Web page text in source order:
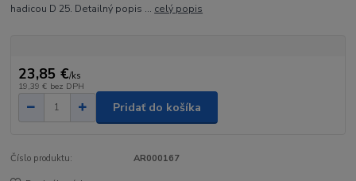
hadicou D 25. Detailný popis ... celý popis
23,85 €/ks
19,39 € bez DPH
Pridať do košíka
Číslo produktu: AR000167